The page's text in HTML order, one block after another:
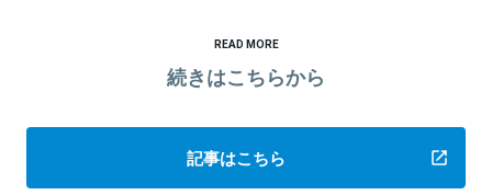
READ MORE
続きはこちらから
記事はこちら